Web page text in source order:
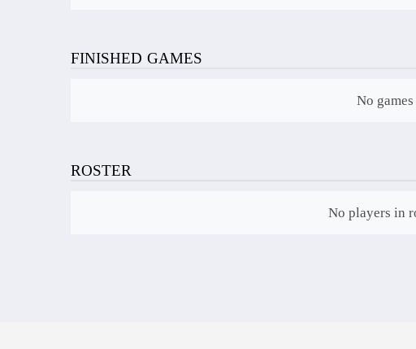
FINISHED GAMES
No games
ROSTER
No players in